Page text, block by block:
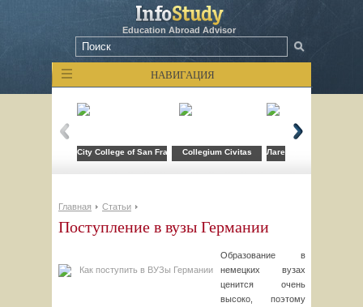
Education Abroad Advisor
НАВИГАЦИЯ
City College of San FranciscoCollegium Civitas Лагерь компьютерных
Главная Статьи
Поступление в вузы Германии
Образование в
немецких вузах
ценится очень
высоко, поэтому